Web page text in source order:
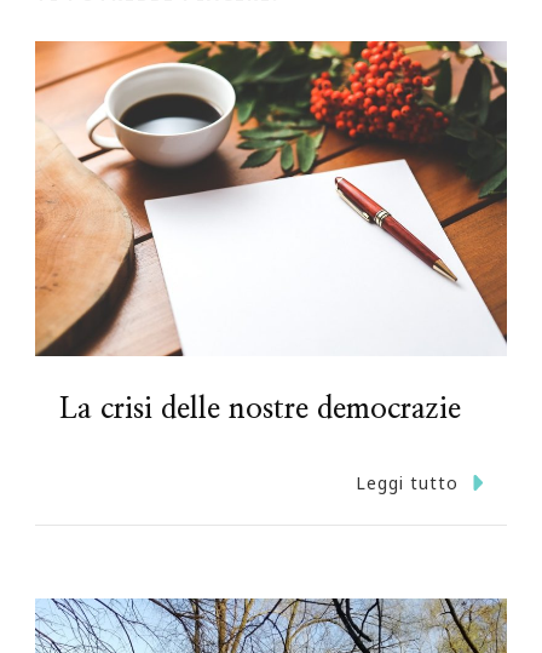
La crisi delle nostre democrazie
Leggi tutto